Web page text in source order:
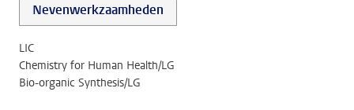
Nevenwerkzaamheden
LIC
Chemistry for Human Health/LG
Bio-organic Synthesis/LG